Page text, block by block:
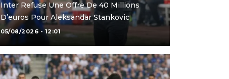
Inter Refuse Une Offre De 40 Millions
D’euros Pour Aleksandar Stankovic
05/08/2026 - 12:01